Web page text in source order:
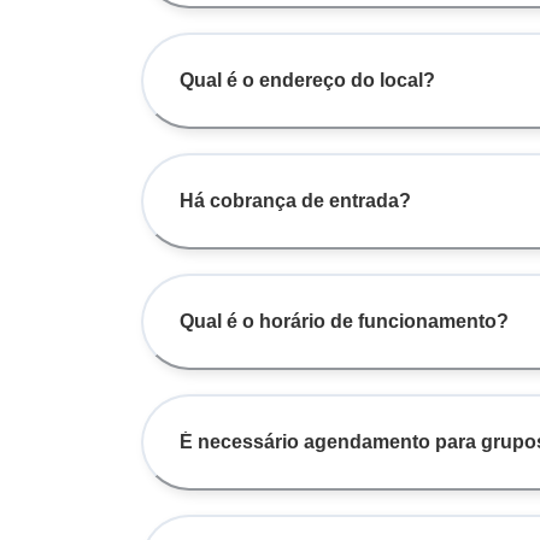
Qual é o endereço do local?
Há cobrança de entrada?
Qual é o horário de funcionamento?
É necessário agendamento para